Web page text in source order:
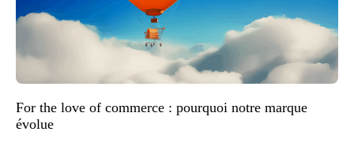
For the love of commerce : pourquoi notre marque
évolue